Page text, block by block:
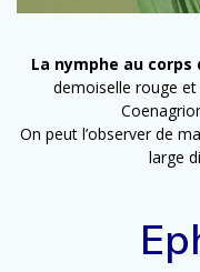
La nymphe au corps
demoiselle rouge
On peut l’observer de
large